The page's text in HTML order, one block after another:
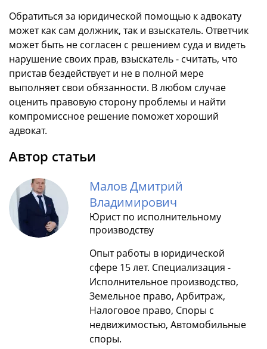
Обратиться за юридической помощью к адвокату
может как сам должник, так и взыскатель. Ответчик
может быть не согласен с решением суда и видеть
нарушение своих прав, взыскатель - считать, что
пристав бездействует и не в полной мере
выполняет свои обязанности. В любом случае
оценить правовую сторону проблемы и найти
компромиссное решение поможет хороший
адвокат.
Автор статьи
Малов Дмитрий
Владимирович
Юрист по исполнительному
производству
Опыт работы в юридической
сфере 15 лет. Специализация -
Исполнительное производство,
Земельное право, Арбитраж,
Налоговое право, Споры с
недвижимостью, Автомобильные
споры.